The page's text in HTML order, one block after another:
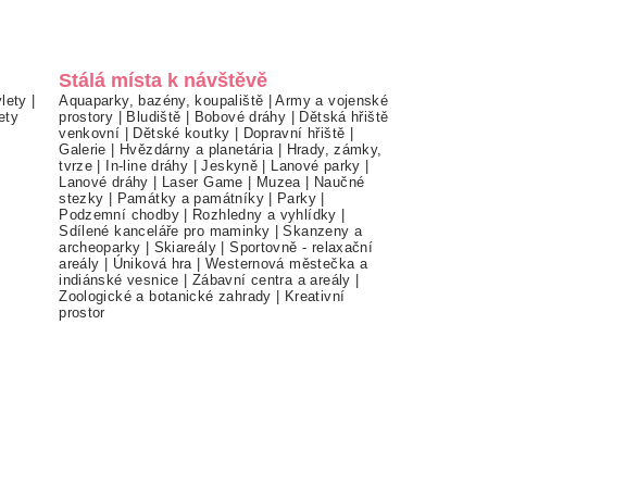
|
Stálá místa k návštěvě
Aquaparky, bazény, koupaliště |Army a vojenské
prostory | Bludiště | Bobové dráhy | Dětská hřiště
venkovní | Dětské koutky | Dopravní hřiště |
Galerie | Hvězdárny a planetária | Hrady, zámky,
tvrze | In-line dráhy |Jeskyně | Lanové parky |
Lanové dráhy | Laser Game | Muzea | Naučné
stezky | Památky a památníky| Parky |
Podzemní chodby| Rozhledny a vyhlídky |
Sdílené kanceláře pro maminky |Skanzeny a
archeoparky | Skiareály |Sportovně - relaxační
areály | Úniková hra |Westernová městečka a
indiánské vesnice | Zábavní centra a areály |
Zoologické a botanické zahrady | Kreativní
prostor